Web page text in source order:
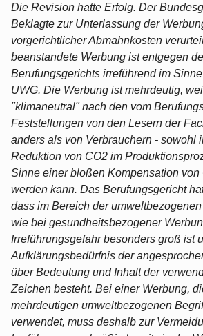
Die Revision hatte Erfolg. Der
Beklagte zur Unterlassung der
vorgerichtlicher Abmahnkosten
beanstandete Werbung ist entgegen
Berufungsgerichts irreführend im
UWG. Die Werbung ist mehrdeutig,
"klimaneutral" nach den vom
Feststellungen von den Lesern der
anders als von Verbrauchern - sowohl
Reduktion von CO2 im
Sinne einer bloßen Kompensation von
werden kann. Das Berufungsgericht
dass im Bereich der
wie bei gesundheitsbezogener
Irreführungsgefahr besonders groß ist
Aufklärungsbedürfnis der
über Bedeutung und Inhalt der
Zeichen besteht. Bei einer Werbung,
mehrdeutigen umweltbezogenen
verwendet, muss deshalb zur